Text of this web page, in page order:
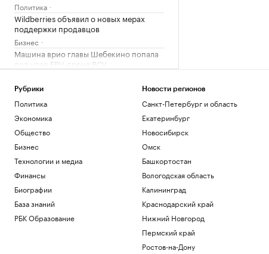
Политика
Wildberries объявил о новых мерах
поддержки продавцов
Бизнес
Машина врио главы Шебекино попала
под удар FPV‑дрона ВСУ
Командир 76-й дивизии ВДВ доложил
Путину об обстановке у Доброполья
Минобороны заявило об ударе по
складам и логистическому хабу под
Киевом
Политика
Минфин оценит учет расходов
компаний на оборону
Экономика
РЖД обсудили с Китаем возобновление
сообщения между Иркутском и
Пекином
Рубрики
Политика
Экономика
Общество
Бизнес
Технологии и медиа
Финансы
Биографии
База знаний
РБК Образование
Новости регионов
Санкт-Петербург и область
Екатеринбург
Новосибирск
Омск
Башкортостан
Вологодская область
Калининград
Краснодарский край
Нижний Новгород
Пермский край
Ростов-на-Дону